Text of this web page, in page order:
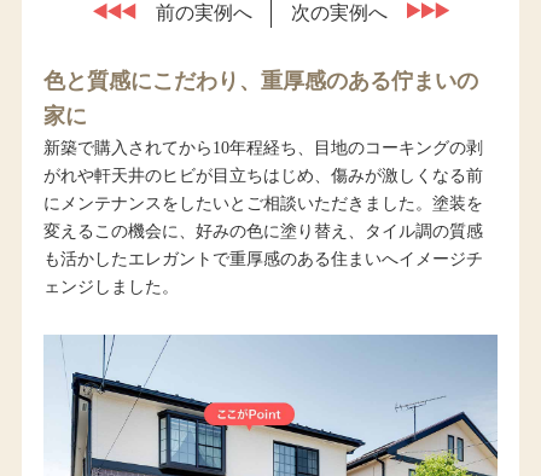
前の実例へ 次の実例へ
色と質感にこだわり、重厚感のある佇まいの
家に
新築で購入されてから10年程経ち、目地のコーキングの剥
がれや軒天井のヒビが目立ちはじめ、傷みが激しくなる前
にメンテナンスをしたいとご相談いただきました。塗装を
変えるこの機会に、好みの色に塗り替え、タイル調の質感
も活かしたエレガントで重厚感のある住まいへイメージチ
ェンジしました。